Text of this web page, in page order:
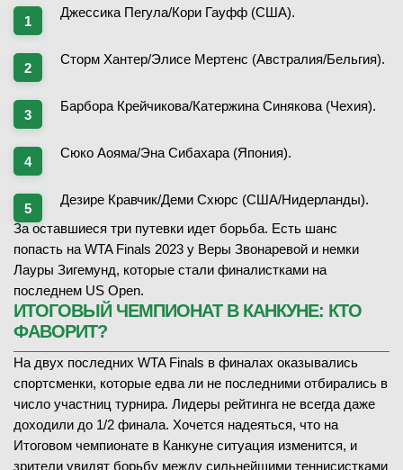
Джессика Пегула/Кори Гауфф (США).
Сторм Хантер/Элисе Мертенс (Австралия/Бельгия).
Барбора Крейчикова/Катержина Синякова (Чехия).
Сюко Аояма/Эна Сибахара (Япония).
Дезире Кравчик/Деми Схюрс (США/Нидерланды).
За оставшиеся три путевки идет борьба. Есть шанс
попасть на WTA Finals 2023 у Веры Звонаревой и немки
Лауры Зигемунд, которые стали финалистками на
последнем US Open.
ИТОГОВЫЙ ЧЕМПИОНАТ В КАНКУНЕ: КТО
ФАВОРИТ?
На двух последних WTA Finals в финалах оказывались
спортсменки, которые едва ли не последними отбирались в
число участниц турнира. Лидеры рейтинга не всегда даже
доходили до 1/2 финала. Хочется надеяться, что на
Итоговом чемпионате в Канкуне ситуация изменится, и
зрители увидят борьбу между сильнейшими теннисистками